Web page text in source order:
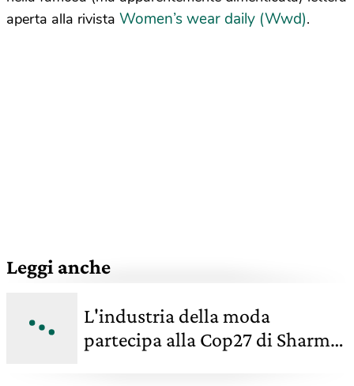
aperta alla rivista Women’s wear daily (Wwd).
Leggi anche
L'industria della moda
partecipa alla Cop27 di Sharm